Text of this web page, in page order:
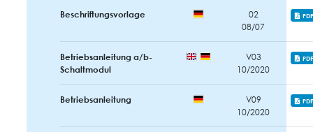
Beschriftungsvorlage
02
08/07
PDF
Betriebsanleitung a/b-
Schaltmodul
V03
10/2020
PDF
Betriebsanleitung
V09
10/2020
PDF